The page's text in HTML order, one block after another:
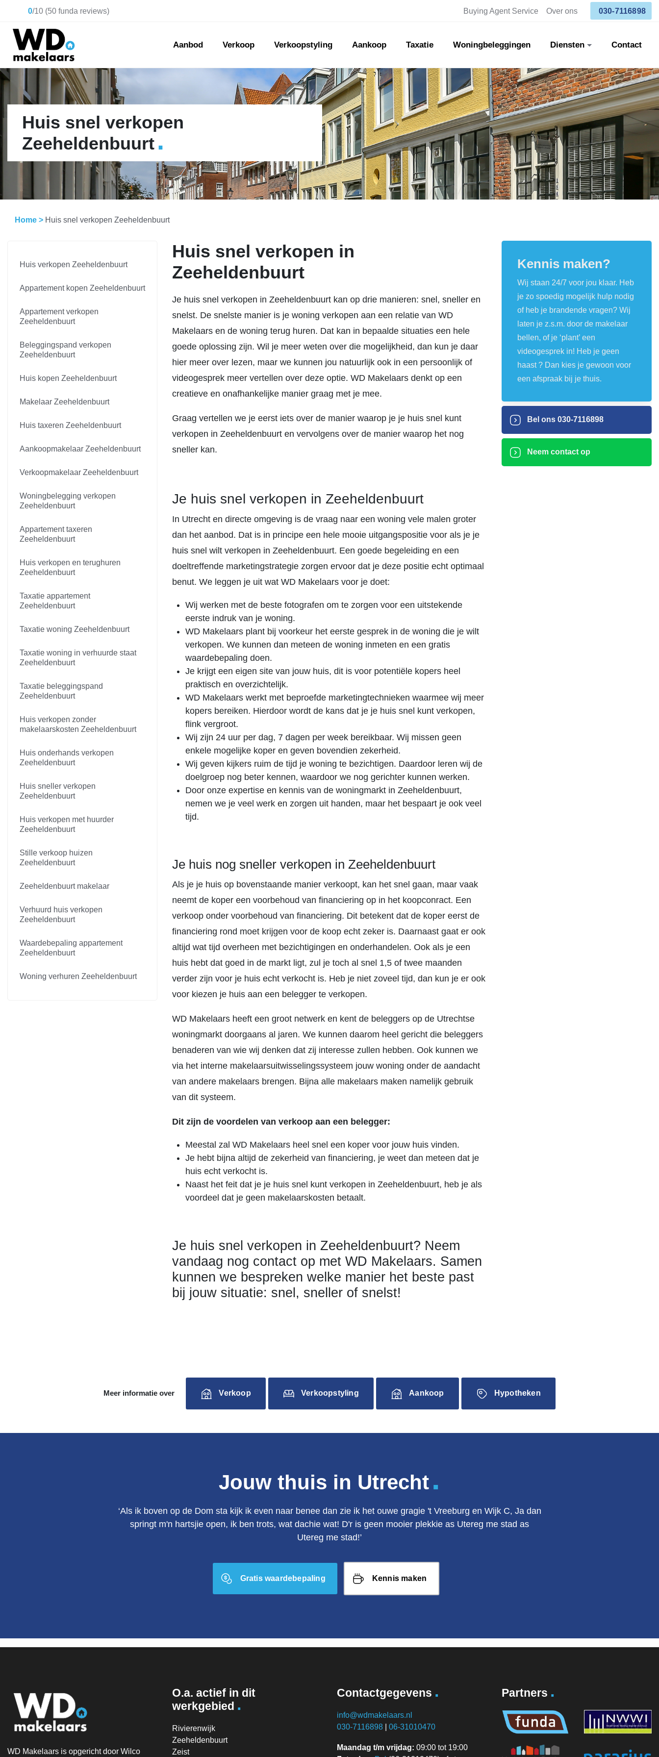
0/10 (50 funda reviews) Buying Agent Service Over ons 030-7116898
Aanbod Verkoop Verkoopstyling Aankoop Taxatie Woningbeleggingen Diensten Contact
Huis snel verkopen
Zeeheldenbuurt.
Home > Huis snel verkopen Zeeheldenbuurt
Huis verkopen Zeeheldenbuurt
Appartement kopen Zeeheldenbuurt
Appartement verkopen
Zeeheldenbuurt
Beleggingspand verkopen
Zeeheldenbuurt
Huis kopen Zeeheldenbuurt
Makelaar Zeeheldenbuurt
Huis taxeren Zeeheldenbuurt
Aankoopmakelaar Zeeheldenbuurt
Verkoopmakelaar Zeeheldenbuurt
Woningbelegging verkopen
Zeeheldenbuurt
Appartement taxeren
Zeeheldenbuurt
Huis verkopen en terughuren
Zeeheldenbuurt
Taxatie appartement
Zeeheldenbuurt
Taxatie woning Zeeheldenbuurt
Taxatie woning in verhuurde staat
Zeeheldenbuurt
Taxatie beleggingspand
Zeeheldenbuurt
Huis verkopen zonder
makelaarskosten Zeeheldenbuurt
Huis onderhands verkopen
Zeeheldenbuurt
Huis sneller verkopen
Zeeheldenbuurt
Huis verkopen met huurder
Zeeheldenbuurt
Stille verkoop huizen
Zeeheldenbuurt
Zeeheldenbuurt makelaar
Verhuurd huis verkopen
Zeeheldenbuurt
Waardebepaling appartement
Zeeheldenbuurt
Woning verhuren Zeeheldenbuurt
Huis snel verkopen in
Zeeheldenbuurt
Je huis snel verkopen in Zeeheldenbuurt kan op drie manieren: snel, sneller en
snelst. De snelste manier is je woning verkopen aan een relatie van WD
Makelaars en de woning terug huren. Dat kan in bepaalde situaties een hele
goede oplossing zijn. Wil je meer weten over die mogelijkheid, dan kun je daar
hier meer over lezen, maar we kunnen jou natuurlijk ook in een persoonlijk of
videogesprek meer vertellen over deze optie. WD Makelaars denkt op een
creatieve en onafhankelijke manier graag met je mee.
Graag vertellen we je eerst iets over de manier waarop je je huis snel kunt
verkopen in Zeeheldenbuurt en vervolgens over de manier waarop het nog
sneller kan.
Je huis snel verkopen in Zeeheldenbuurt
In Utrecht en directe omgeving is de vraag naar een woning vele malen groter
dan het aanbod. Dat is in principe een hele mooie uitgangspositie voor als je je
huis snel wilt verkopen in Zeeheldenbuurt. Een goede begeleiding en een
doeltreffende marketingstrategie zorgen ervoor dat je deze positie echt optimaal
benut. We leggen je uit wat WD Makelaars voor je doet:
Wij werken met de beste fotografen om te zorgen voor een uitstekende
eerste indruk van je woning.
WD Makelaars plant bij voorkeur het eerste gesprek in de woning die je wilt
verkopen. We kunnen dan meteen de woning inmeten en een gratis
waardebepaling doen.
Je krijgt een eigen site van jouw huis, dit is voor potentiële kopers heel
praktisch en overzichtelijk.
WD Makelaars werkt met beproefde marketingtechnieken waarmee wij meer
kopers bereiken. Hierdoor wordt de kans dat je je huis snel kunt verkopen,
flink vergroot.
Wij zijn 24 uur per dag, 7 dagen per week bereikbaar. Wij missen geen
enkele mogelijke koper en geven bovendien zekerheid.
Wij geven kijkers ruim de tijd je woning te bezichtigen. Daardoor leren wij de
doelgroep nog beter kennen, waardoor we nog gerichter kunnen werken.
Door onze expertise en kennis van de woningmarkt in Zeeheldenbuurt,
nemen we je veel werk en zorgen uit handen, maar het bespaart je ook veel
tijd.
Je huis nog sneller verkopen in Zeeheldenbuurt
Als je je huis op bovenstaande manier verkoopt, kan het snel gaan, maar vaak
neemt de koper een voorbehoud van financiering op in het koopconract. Een
verkoop onder voorbehoud van financiering. Dit betekent dat de koper eerst de
financiering rond moet krijgen voor de koop echt zeker is. Daarnaast gaat er ook
altijd wat tijd overheen met bezichtigingen en onderhandelen. Ook als je een
huis hebt dat goed in de markt ligt, zul je toch al snel 1,5 of twee maanden
verder zijn voor je huis echt verkocht is. Heb je niet zoveel tijd, dan kun je er ook
voor kiezen je huis aan een belegger te verkopen.
WD Makelaars heeft een groot netwerk en kent de beleggers op de Utrechtse
woningmarkt doorgaans al jaren. We kunnen daarom heel gericht die beleggers
benaderen van wie wij denken dat zij interesse zullen hebben. Ook kunnen we
via het interne makelaarsuitwisselingssysteem jouw woning onder de aandacht
van andere makelaars brengen. Bijna alle makelaars maken namelijk gebruik
van dit systeem.
Dit zijn de voordelen van verkoop aan een belegger:
Meestal zal WD Makelaars heel snel een koper voor jouw huis vinden.
Je hebt bijna altijd de zekerheid van financiering, je weet dan meteen dat je
huis echt verkocht is.
Naast het feit dat je je huis snel kunt verkopen in Zeeheldenbuurt, heb je als
voordeel dat je geen makelaarskosten betaalt.
Je huis snel verkopen in Zeeheldenbuurt? Neem
vandaag nog contact op met WD Makelaars. Samen
kunnen we bespreken welke manier het beste past
bij jouw situatie: snel, sneller of snelst!
Kennis maken?
Wij staan 24/7 voor jou klaar. Heb
je zo spoedig mogelijk hulp nodig
of heb je brandende vragen? Wij
laten je z.s.m. door de makelaar
bellen, of je ‘plant’ een
videogesprek in! Heb je geen
haast ? Dan kies je gewoon voor
een afspraak bij je thuis.
Bel ons 030-7116898
Neem contact op
Meer informatie over Verkoop Verkoopstyling Aankoop Hypotheken
Jouw thuis in Utrecht.
‘Als ik boven op de Dom sta kijk ik even naar benee dan zie ik het ouwe gragie 't Vreeburg en Wijk C, Ja dan
springt m'n hartsjie open, ik ben trots, wat dachie wat! D'r is geen mooier plekkie as Utereg me stad as
Utereg me stad!’
Gratis waardebepaling Kennis maken
WD Makelaars is opgericht door Wilco
O.a. actief in dit
werkgebied .
Rivierenwijk
Zeeheldenbuurt
Zeist
Contactgegevens .
info@wdmakelaars.nl
030-7116898
06-31010470
Maandag t/m vrijdag: 09:00 tot 19:00
Partners .